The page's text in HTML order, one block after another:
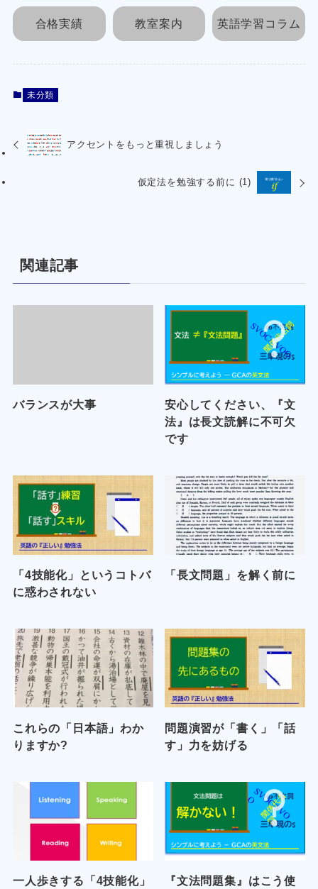
合格実績 教室案内 英語学習コラム
未分類
アクセントをもっと重視しましょう
仮定法を勉強する前に (1)
関連記事
バランスが大事
安心してください、『文
法』は長文読解に不可欠
です
「4技能化」というコトバ
に惑わされない
「長文問題」を解く前に
これらの「日本語」わか
りますか?
問題演習が「書く」「話
す」力を妨げる
一人歩きする「4技能化」 『文法問題集』はこう使